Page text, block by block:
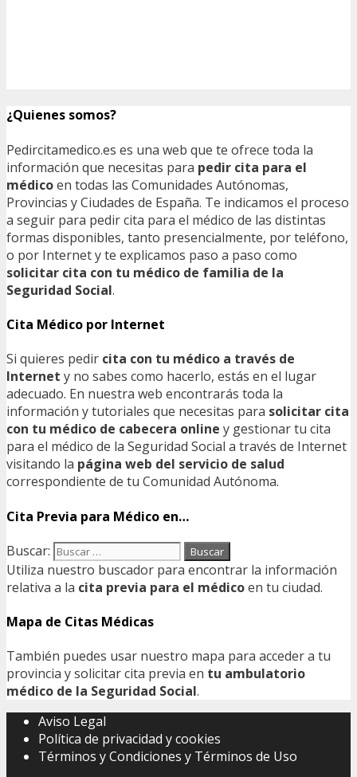
¿Quienes somos?
Pedircitamedico.es es una web que te ofrece toda la
información que necesitas para pedir cita para el
médicoen todas las Comunidades Autónomas,
Provincias y Ciudades de España. Te indicamos el proceso
a seguir para pedir cita para el médico de las distintas
formas disponibles, tanto presencialmente, por teléfono,
o por Internet y te explicamos paso a paso como
solicitar cita con tu médico de familia de la
Seguridad Social.
Cita Médico por Internet
Si quieres pedir cita con tu médico a través de
Internet y no sabes como hacerlo, estás en el lugar
adecuado. En nuestra web encontrarás toda la
información y tutoriales que necesitas para solicitar cita
con tu médico de cabecera online y gestionar tu cita
para el médico de la Seguridad Social a través de Internet
visitando la página web del servicio de salud
correspondiente de tu Comunidad Autónoma.
Cita Previa para Médico en…
Buscar:
Utiliza nuestro buscador para encontrar la información
relativa a la cita previa para el médicoen tu ciudad.
Mapa de Citas Médicas
También puedes usar nuestro mapa para acceder a tu
provincia y solicitar cita previa en tu ambulatorio
médico de la Seguridad Social.
Aviso Legal
Política de privacidad y cookies
Términos y Condiciones y Términos de Uso